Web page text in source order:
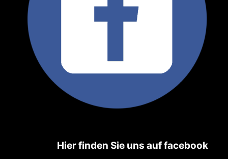
Hierfinden Sie uns auf facebook